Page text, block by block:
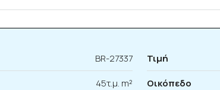
BR-27337 Τιμή
45τ.μ. m² Οικόπεδο